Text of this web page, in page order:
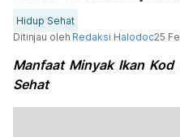
Hidup Sehat
Ditinjau oleh Redaksi Halodoc25
Manfaat Minyak Ikan
Sehat